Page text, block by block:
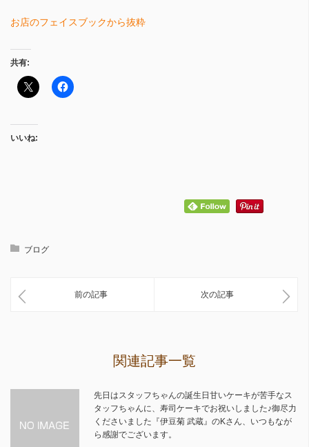
お店のフェイスブックから抜粋
共有:
いいね:
ブログ
前の記事 次の記事
関連記事一覧
先日はスタッフちゃんの誕生日甘いケーキが苦手なス
タッフちゃんに、寿司ケーキでお祝いしました♪御尽力
くださいました『伊豆菊 武蔵』のKさん、いつもなが
ら感謝でございます。